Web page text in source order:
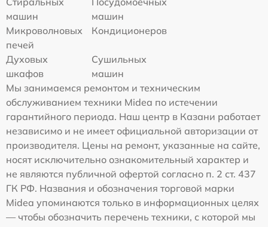
машин
машин
Микроволновых
печей
Кондиционеров
Духовых
шкафов
Сушильных
машин
Мы занимаемся ремонтом и техническим
обслуживанием техники Midea по истечении
гарантийного периода. Наш центр в Казани работает
независимо и не имеет официальной авторизации от
производителя. Цены на ремонт, указанные на сайте,
носят исключительно ознакомительный характер и
не являются публичной офертой согласно п. 2 ст. 437
ГК РФ. Названия и обозначения торговой марки
Midea упоминаются только в информационных целях
— чтобы обозначить перечень техники, с которой мы